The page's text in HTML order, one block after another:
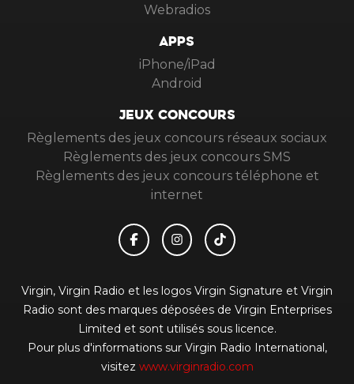
Webradios
APPS
iPhone/iPad
Android
JEUX CONCOURS
Règlements des jeux concours réseaux sociaux
Règlements des jeux concours SMS
Règlements des jeux concours téléphone et
internet
Virgin, Virgin Radio et les logos Virgin Signature et Virgin
Radio sont des marques déposées de Virgin Enterprises
Limited et sont utilisés sous licence.
Pour plus d'informations sur Virgin Radio International,
visitez www.virginradio.com